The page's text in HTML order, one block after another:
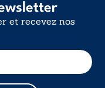
et recevez nos